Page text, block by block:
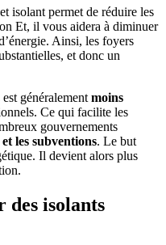
isolant permet de réduire les
Et, il vous aidera à diminuer
Ainsi, les foyers
et donc un
généralement moins
Ce qui facilite les
gouvernements
les subventions. Le but
Il devient alors plus
des isolants